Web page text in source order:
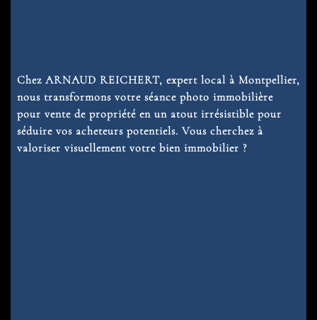
Chez ARNAUD REICHERT, expert local à Montpellier,
nous transformons votre séance photo immobilière
pour vente de propriété en un atout irrésistible pour
séduire vos acheteurs potentiels. Vous cherchez à
valoriser visuellement votre bien immobilier ?